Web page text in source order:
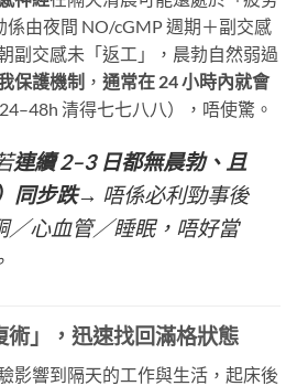
由夜間 NO/cGMP 週期＋副交感
副交感未「返工」，晨勃自然弱過
保護機制 ， 通常在 24 小時內就會
清得七七八八），唔使驚。
連續 2–3 日都無晨勃、且
同步跌→ 唔係必利勁事後
／心血管／睡眠，唔好當
術」，迅速找回滿格狀態
影響到隔天的工作與生活，起床後